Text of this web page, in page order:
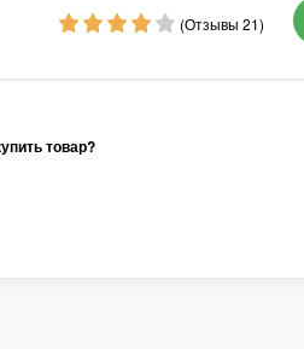
(Отзывы 21)
товар?